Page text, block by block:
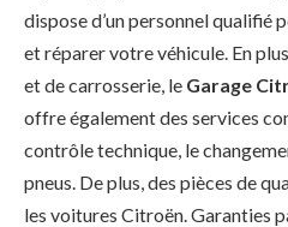
dispose d’un personnel qualifié
et réparer votre véhicule. En
et de carrosserie, le Garage
offre également des services
contrôle technique, le
pneus. De plus, des pièces de
les voitures Citroën. Garanties